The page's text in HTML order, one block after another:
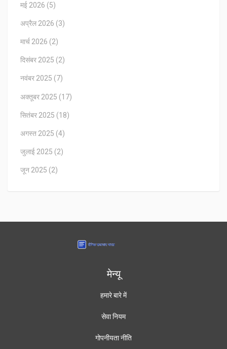
मई 2026 (5)
अप्रैल 2026 (3)
मार्च 2026 (2)
दिसंबर 2025 (2)
नवंबर 2025 (7)
अक्तूबर 2025 (17)
सितंबर 2025 (18)
अगस्त 2025 (4)
जुलाई 2025 (2)
जून 2025 (2)
मेन्यू
हमारे बारे में
सेवा नियम
गोपनीयता नीति